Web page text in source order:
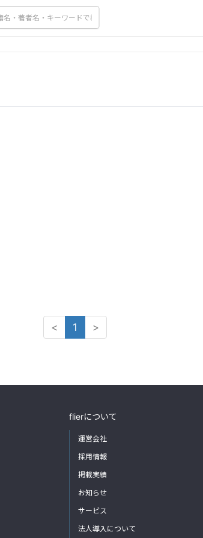
< 1 >
flierについて
運営会社
採用情報
掲載実績
お知らせ
サービス
法人導入について